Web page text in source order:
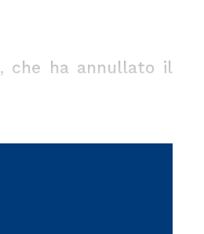
, che ha annullato il